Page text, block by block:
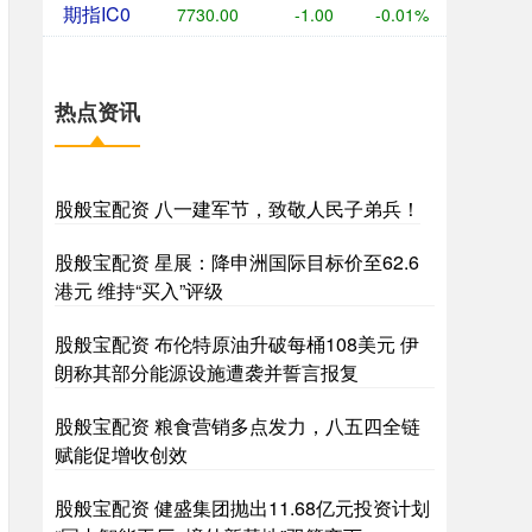
期指IC0 7730.00 -1.00 -0.01%
热点资讯
股般宝配资 八一建军节，致敬人民子弟兵！
股般宝配资 星展：降申洲国际目标价至62.6
港元 维持“买入”评级
股般宝配资 布伦特原油升破每桶108美元 伊
朗称其部分能源设施遭袭并誓言报复
股般宝配资 粮食营销多点发力，八五四全链
赋能促增收创效
股般宝配资 健盛集团抛出11.68亿元投资计划